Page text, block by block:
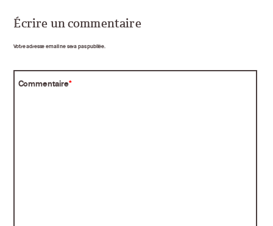
Écrire un commentaire
Votre adresse email ne sera pas publiée.
Commentaire*